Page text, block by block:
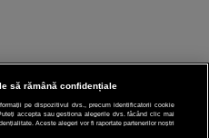
să rămână confidențiale
pe dispozitivul dvs., precum identificatorii cookie
accepta sau gestiona alegerile dvs. făcând clic mai
Aceste alegeri vor fi raportate partenerilor noștri